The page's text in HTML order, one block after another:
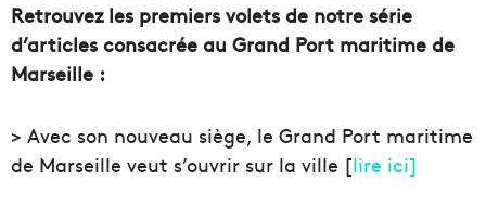
Retrouvez les premiers volets de notre série
d’articles consacrée au Grand Port maritime de
Marseille :
> Avec son nouveau siège, le Grand Port maritime
de Marseille veut s’ouvrir sur la ville [lire ici]